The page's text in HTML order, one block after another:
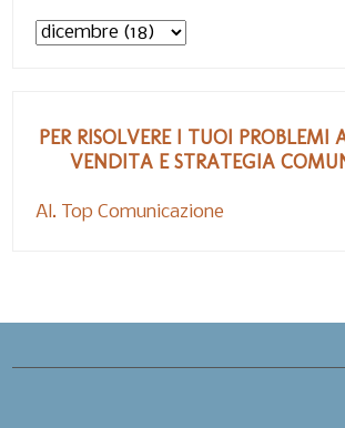
PER RISOLVERE I TUOI
VENDITA E STRATEGIA
Al. Top Comunicazione